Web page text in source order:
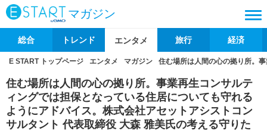
マガジン
総合 トレンド エンタメ 旅行 経済
E START トップページ エンタメ マガジン 住む場所は人間の心の拠り所。
住む場所は人間の心の拠り所。事業再生コンサルテ
ィングでは担保となっている住居についても守れる
ようにアドバイス。株式会社アセットアシストコン
サルタント 代表取締役 大森 雅美氏の考える守りた